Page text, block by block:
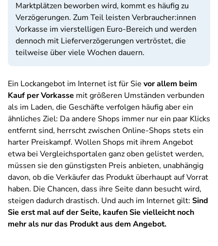
Marktplätzen beworben wird, kommt es häufig zu
Verzögerungen. Zum Teil leisten Verbraucher:innen
Vorkasse im vierstelligen Euro-Bereich und werden
dennoch mit Lieferverzögerungen vertröstet, die
teilweise über viele Wochen dauern.
Ein Lockangebot im Internet ist für Sie vor allem beim
Kauf per Vorkasse mit größeren Umständen verbunden
als im Laden, die Geschäfte verfolgen häufig aber ein
ähnliches Ziel: Da andere Shops immer nur ein paar Klicks
entfernt sind, herrscht zwischen Online-Shops stets ein
harter Preiskampf. Wollen Shops mit ihrem Angebot
etwa bei Vergleichsportalen ganz oben gelistet werden,
müssen sie den günstigsten Preis anbieten, unabhängig
davon, ob die Verkäufer das Produkt überhaupt auf Vorrat
haben. Die Chancen, dass ihre Seite dann besucht wird,
steigen dadurch drastisch. Und auch im Internet gilt: Sind
Sie erst mal auf der Seite, kaufen Sie vielleicht noch
mehr als nur das Produkt aus dem Angebot.